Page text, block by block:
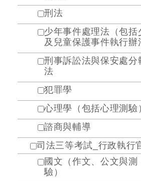
刑法
少年事件處理法（包括
及兒童保護事件執行辦
刑事訴訟法與保安處分
法
犯罪學
心理學（包括心理測驗
諮商與輔導
司法三等考試_行政執行
國文（作文、公文與測
驗）